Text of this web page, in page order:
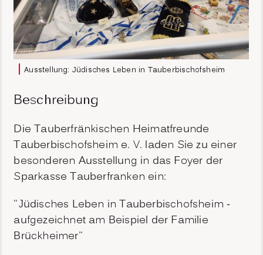
Ausstellung: Jüdisches Leben in Tauberbischofsheim
Beschreibung
Die Tauberfränkischen Heimatfreunde
Tauberbischofsheim e. V. laden Sie zu einer
besonderen Ausstellung in das Foyer der
Sparkasse Tauberfranken ein:
"Jüdisches Leben in Tauberbischofsheim -
aufgezeichnet am Beispiel der Familie
Brückheimer"